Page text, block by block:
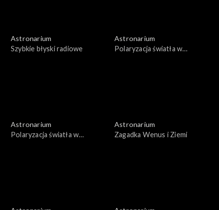
Astronarium
Szybkie błyski radiowe
Astronarium
Polaryzacja światła w
Astronarium
Polaryzacja światła w
Astronarium
Zagadka Wenus i Ziemi